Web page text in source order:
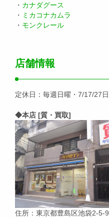
・ カナダグース
・ ミカコナカムラ
・ モンクレール
店舗情報
定休日：毎週日曜・7/17/27日
◆本店 [質・買取]
住所：東京都豊島区池袋2-5-9